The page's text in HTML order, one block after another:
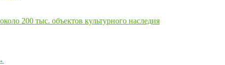
200 тыс. объектов культурного наследия